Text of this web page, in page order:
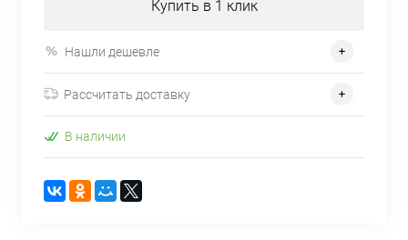
Купить в 1 клик
Нашли дешевле
Рассчитать доставку
В наличии